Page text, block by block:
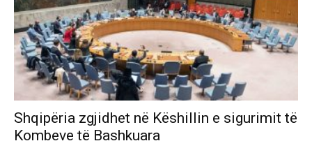
Shqipëria zgjidhet në Këshillin e sigurimit të
Kombeve të Bashkuara